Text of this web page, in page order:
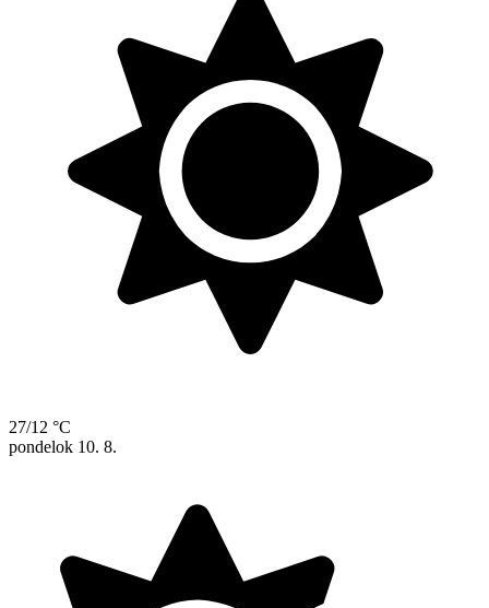
27/12 °C
pondelok 10. 8.